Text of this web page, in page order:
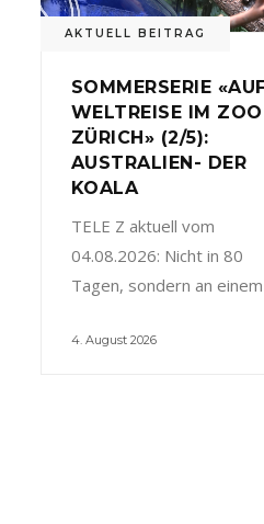
AKTUELL BEITRAG
SOMMERSERIE
WELTREISE IM ZOO
ZÜRICH» (2/5):
AUSTRALIEN- DER
KOALA
TELE Z aktuell vom
04.08.2026: Nicht in 80
Tagen, sondern an einem
4. August 2026